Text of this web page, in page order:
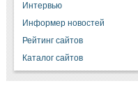
Интервью
Информер новостей
Рейтинг сайтов
Каталог сайтов